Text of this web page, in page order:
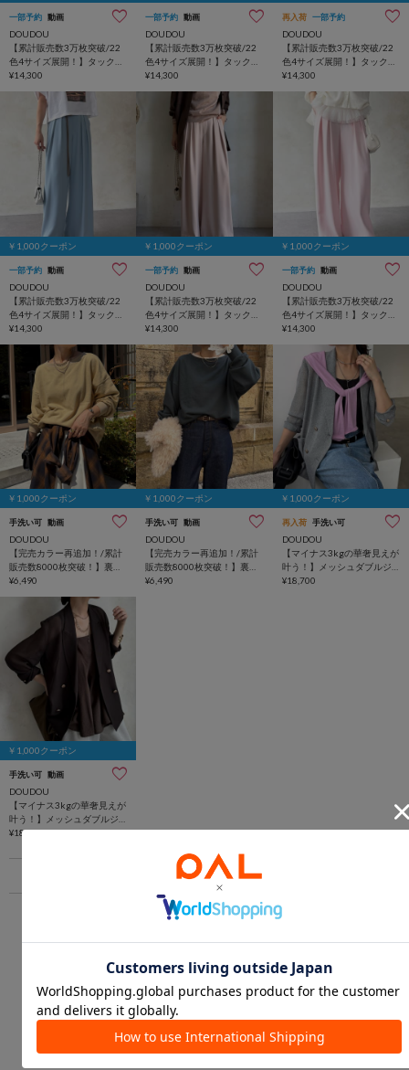
一部予約 動画
DOUDOU
【累計販売数3万枚突破/22
色4サイズ展開！】タックワ
イドパンツ
¥14,300
一部予約 動画
DOUDOU
【累計販売数3万枚突破/22
色4サイズ展開！】タックワ
イドパンツ
¥14,300
再入荷 一部予約
DOUDOU
【累計販売数3万枚突破/22
色4サイズ展開！】タックワ
イドパンツ
¥14,300
￥1,000クーポン
一部予約 動画
DOUDOU
【累計販売数3万枚突破/22
色4サイズ展開！】タックワ
イドパンツ
¥14,300
￥1,000クーポン
一部予約 動画
DOUDOU
【累計販売数3万枚突破/22
色4サイズ展開！】タックワ
イドパンツ
¥14,300
￥1,000クーポン
一部予約 動画
DOUDOU
【累計販売数3万枚突破/22
色4サイズ展開！】タックワ
イドパンツ
¥14,300
￥1,000クーポン
手洗い可 動画
DOUDOU
【完売カラー再追加！/累計
販売数8000枚突破！】裏毛
スウェット
¥6,490
￥1,000クーポン
手洗い可 動画
DOUDOU
【完売カラー再追加！/累計
販売数8000枚突破！】裏毛
スウェット
¥6,490
￥1,000クーポン
再入荷 手洗い可
DOUDOU
【マイナス3kgの華奢見えが
叶う！】メッシュダブルジ
ャケット
¥18,700
￥1,000クーポン
手洗い可 動画
DOUDOU
【マイナス3kgの華奢見えが
叶う！】メッシュダブルジ
ャケット
¥18,700
1
あなたにおすすめのアイテム
楽ちんな着心地のアイテム